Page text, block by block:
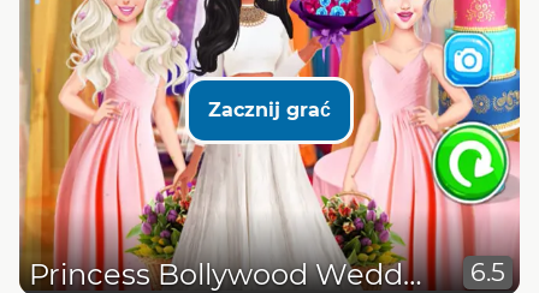
Zacznij grać
Princess Bollywood Wedding Planner 6.5